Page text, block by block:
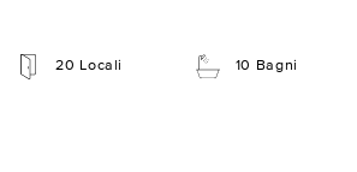
20 Locali 10 Bagni